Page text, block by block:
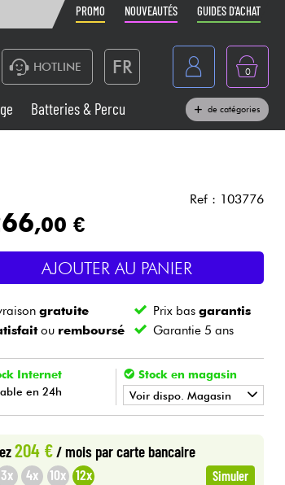
PROMO NOUVEAUTÉS GUIDES D'ACHAT
HOTLINE FR
Belgique
België
Nederland
0
& Access.
Batteries & Percu de catégories
Ref : 103776
,00 €
AJOUTER AU PANIER
gratuite Prix bas garantis
ou remboursé Garantie 5 ans
Internet
en 24h
Stock en magasin
Voir dispo. Magasin
•
204 €/ mois par carte bancaire
3x 4x 10x 12x Simuler